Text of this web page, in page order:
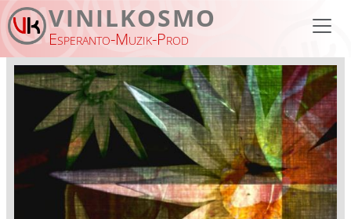
Skip to main content
VINILKOSMO
Esperanto-Muzik-Prod